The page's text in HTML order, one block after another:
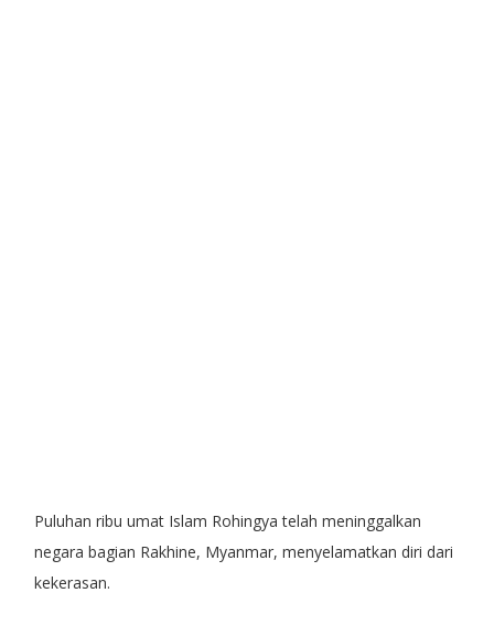
Puluhan ribu umat Islam Rohingya telah meninggalkan
negara bagian Rakhine, Myanmar, menyelamatkan diri dari
kekerasan.